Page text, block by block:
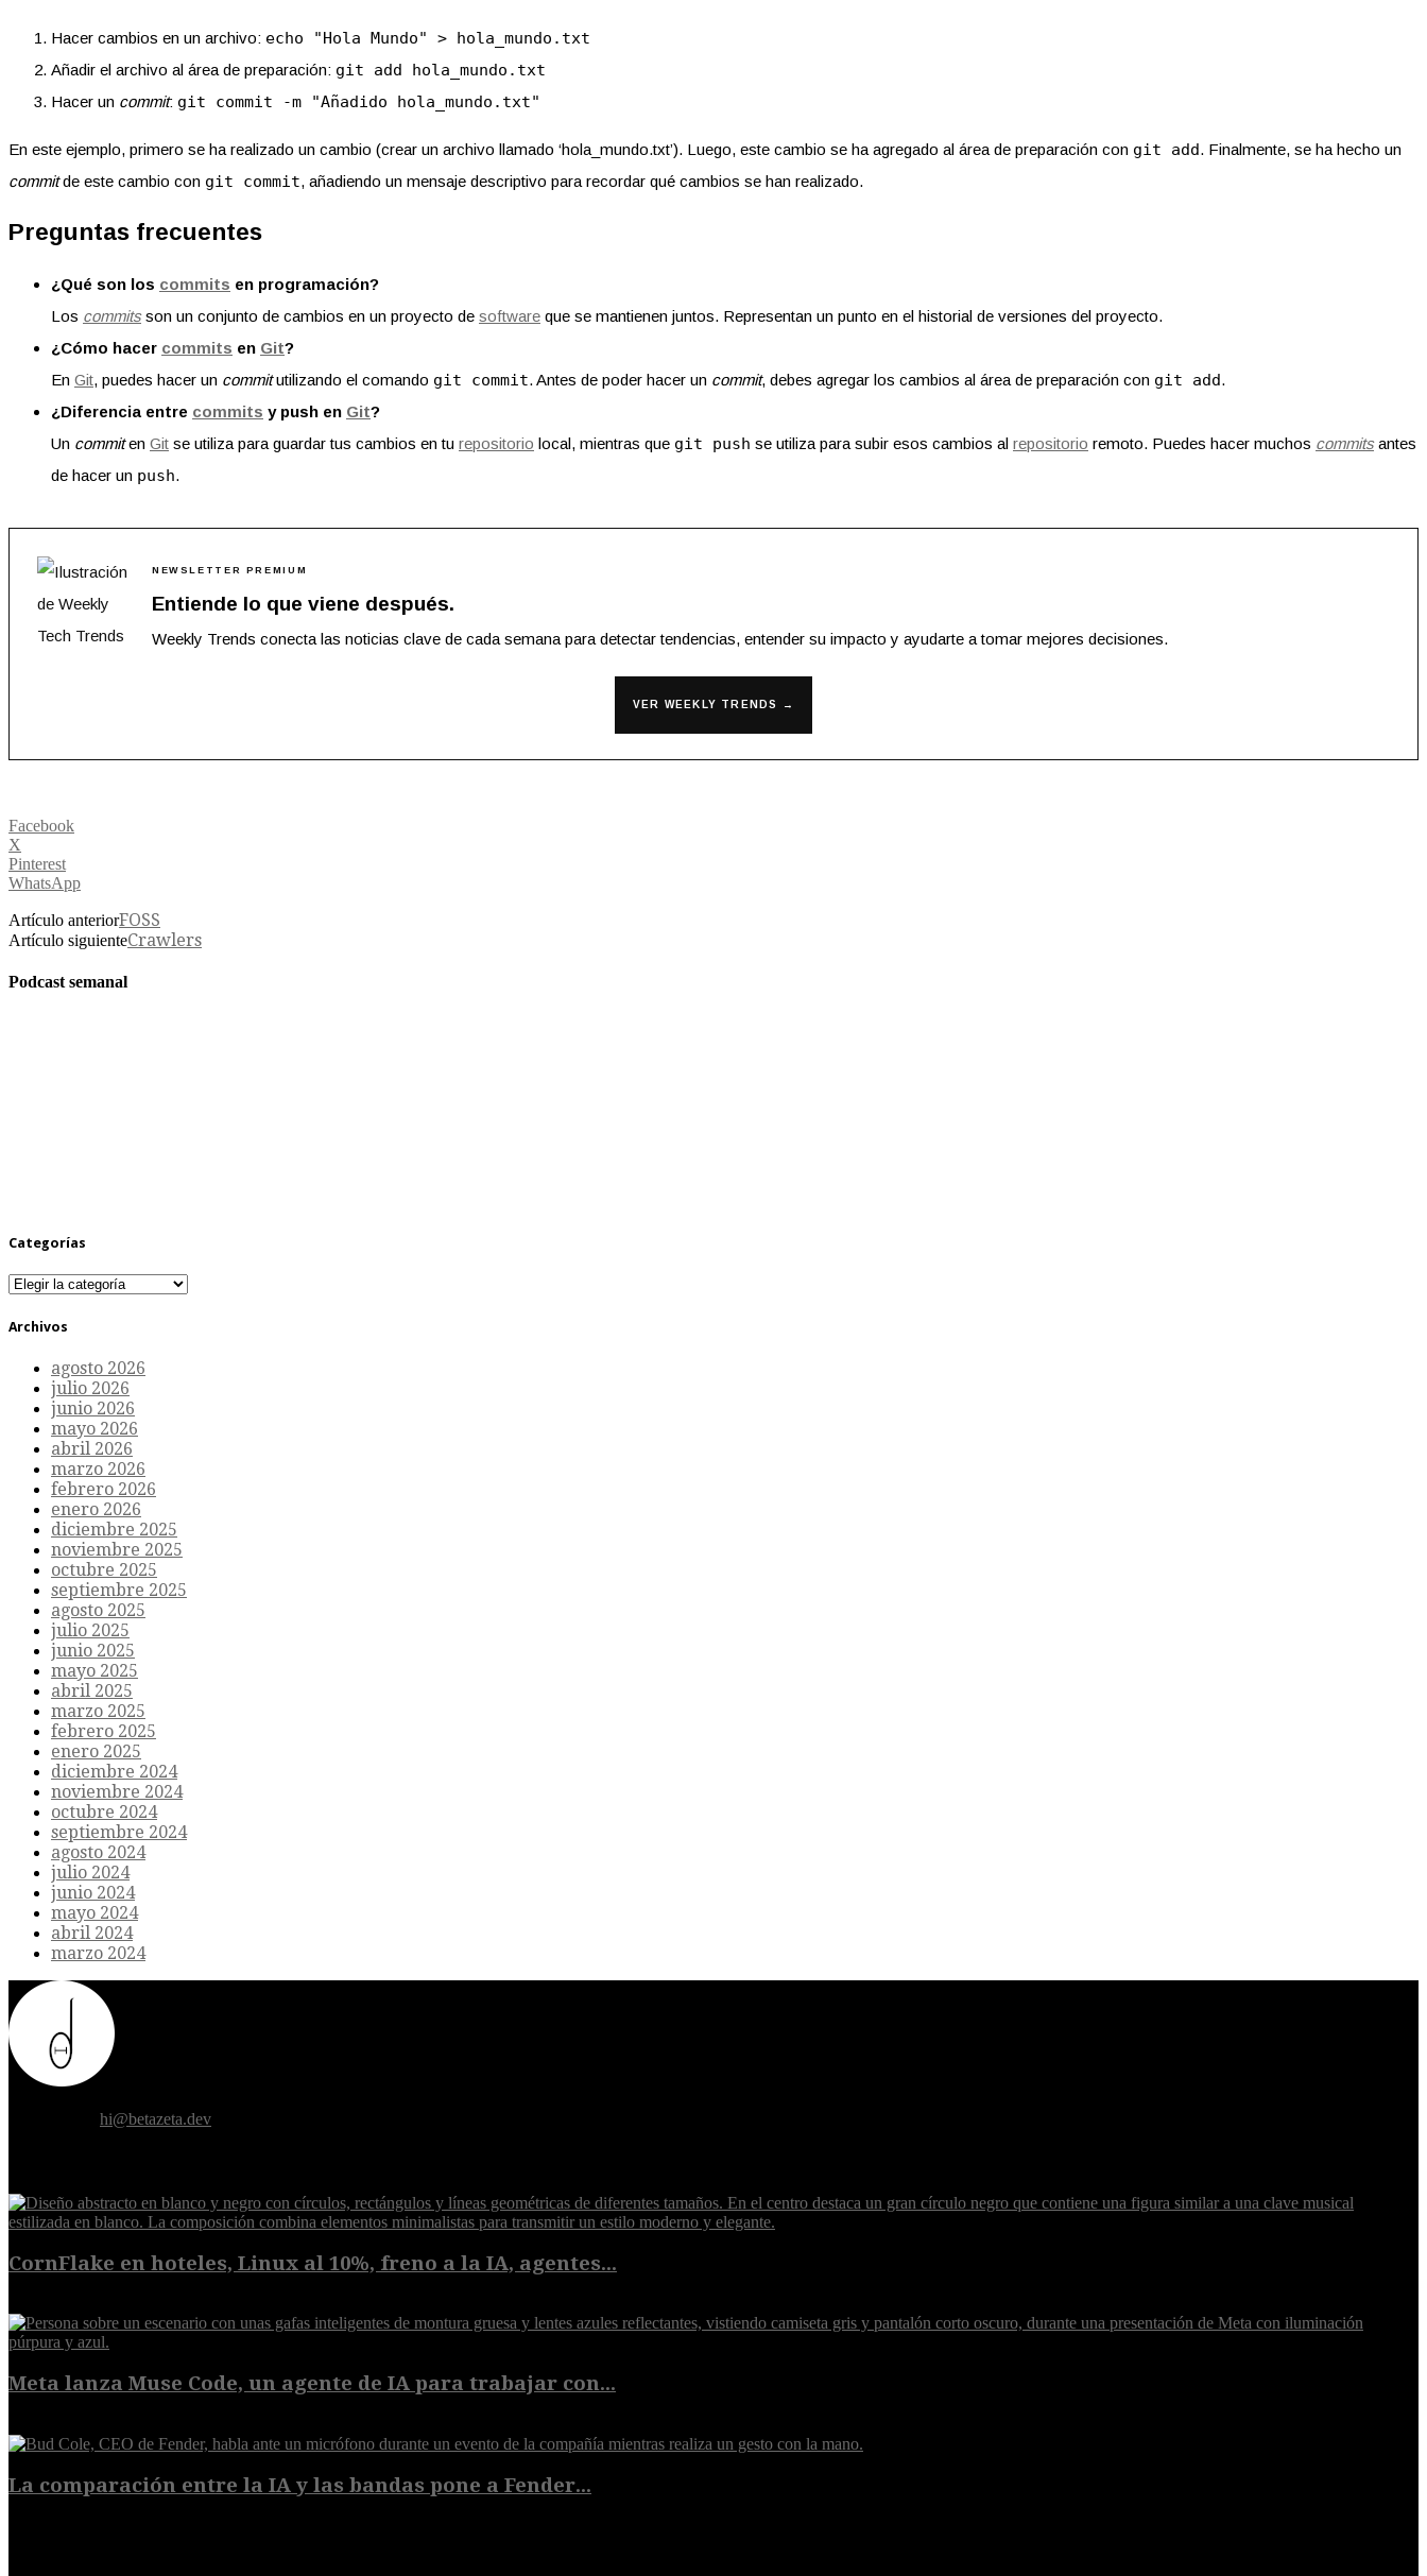
Hacer cambios en un archivo: echo "Hola Mundo" > hola_mundo.txt
Añadir el archivo al área de preparación: git add hola_mundo.txt
Hacer un commit: git commit -m "Añadido hola_mundo.txt"
En este ejemplo, primero se ha realizado un cambio (crear un archivo llamado ‘hola_mundo.txt’). Luego, este cambio se ha agregado al área de preparación con git add. Finalmente, se ha hecho un
commitde este cambio con git commit, añadiendo un mensaje descriptivo para recordar qué cambios se han realizado.
Preguntas frecuentes
¿Qué son los commits en programación?
Los commitsson un conjunto de cambios en un proyecto de software que se mantienen juntos. Representan un punto en el historial de versiones del proyecto.
¿Cómo hacer commits en Git?
En Git, puedes hacer un commitutilizando el comando git commit. Antes de poder hacer un commit, debes agregar los cambios al área de preparación con git add.
¿Diferencia entre commits y push en Git?
Un commiten Git se utiliza para guardar tus cambios en tu repositorio local, mientras que git push se utiliza para subir esos cambios al repositorio remoto. Puedes hacer muchos commitsantes
de hacer un push.
NEWSLETTER PREMIUM
Entiende lo que viene después.
Weekly Trends conecta las noticias clave de cada semana para detectar tendencias, entender su impacto y ayudarte a tomar mejores decisiones.
VER WEEKLY TRENDS →
Facebook
X
Pinterest
WhatsApp
Artículo anteriorFOSS
Artículo siguienteCrawlers
Podcast semanal
Categorías
Categorías
Archivos
agosto 2026
julio 2026
junio 2026
mayo 2026
abril 2026
marzo 2026
febrero 2026
enero 2026
diciembre 2025
noviembre 2025
octubre 2025
septiembre 2025
agosto 2025
julio 2025
junio 2025
mayo 2025
abril 2025
marzo 2025
febrero 2025
enero 2025
diciembre 2024
noviembre 2024
octubre 2024
septiembre 2024
agosto 2024
julio 2024
junio 2024
mayo 2024
abril 2024
marzo 2024
hi@betazeta.dev
CornFlake en hoteles, Linux al 10%, freno a la IA, agentes...
Meta lanza Muse Code, un agente de IA para trabajar con...
La comparación entre la IA y las bandas pone a Fender...